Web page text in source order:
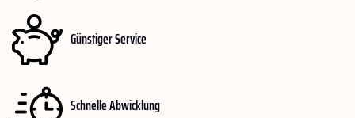
Günstiger Service
Schnelle Abwicklung